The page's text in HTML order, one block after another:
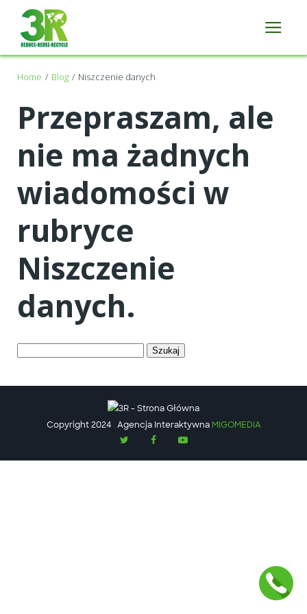
Home Blog Niszczenie danych
Przepraszam, ale
nie ma żadnych
wiadomości w
rubryce
Niszczenie
danych.
Copyright 2024Agencja Interaktywna MIGOMEDIA